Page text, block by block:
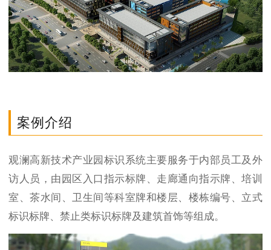
案例介绍
观澜高新技术产业园标识系统主要服务于内部员工及外
访人员，由园区入口指示标牌、走廊通向指示牌、培训
室、茶水间、卫生间等科室牌和楼层、楼栋编号、立式
标识标牌、禁止类标识标牌及建筑首饰等组成。